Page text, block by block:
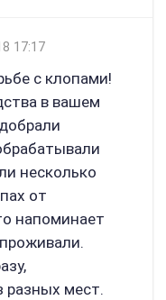
17:17
с клопами!
в вашем
несколько
от
напоминает
разных мест.